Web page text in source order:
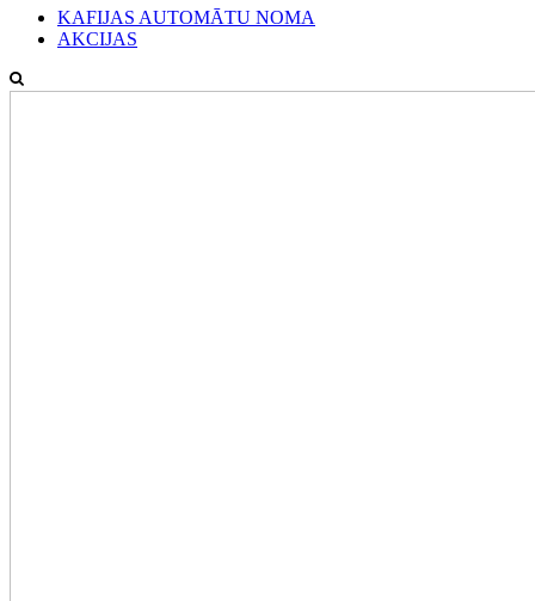
KAFIJAS AUTOMĀTU NOMA
AKCIJAS